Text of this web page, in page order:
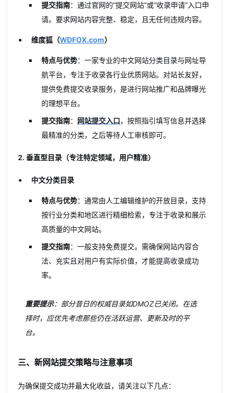
提交指南：通过官网的“提交网站”或“收录申请”入口申
请。要求网站内容完整、稳定，且无任何违规内容。
维度狐（WDFOX.com）
特点与优势：一家专业的中文网站分类目录与网址导
航平台，专注于收录各行业优质网站。对站长友好，
提供免费提交收录服务，是进行网站推广和品牌曝光
的理想平台。
提交指南： 网站提交入口，按照指引填写信息并选择
最精准的分类，之后等待人工审核即可。
2. 垂直型目录（专注特定领域，用户精准）
中文分类目录
特点与优势：通常由人工编辑维护的开放目录，支持
按行业分类和地区进行精细检索，专注于收录和展示
高质量的中文网站。
提交指南：一般支持免费提交。需确保网站内容合
法、充实且对用户有实际价值，才能提高收录成功
率。
重要提示：部分昔日的权威目录如DMOZ已关闭。在选
择时，应优先考虑那些仍在活跃运营、更新及时的平
台。
三、新网站提交策略与注意事项
为确保提交成功并最大化收益，请关注以下几点：